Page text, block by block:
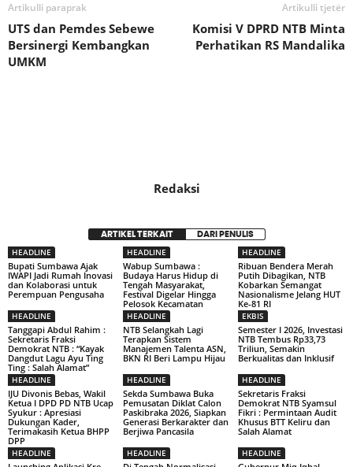
Artikulli paraprak
UTS dan Pemdes Sebewe
Bersinergi Kembangkan
UMKM
Artikulli tjetër
Komisi V DPRD NTB Minta
Perhatikan RS Mandalika
Redaksi
ARTIKEL TERKAIT DARI PENULIS
HEADLINE
Bupati Sumbawa Ajak
IWAPI Jadi Rumah Inovasi
dan Kolaborasi untuk
Perempuan Pengusaha
HEADLINE
Wabup Sumbawa :
Budaya Harus Hidup di
Tengah Masyarakat,
Festival Digelar Hingga
Pelosok Kecamatan
HEADLINE
Ribuan Bendera Merah
Putih Dibagikan, NTB
Kobarkan Semangat
Nasionalisme Jelang HUT
Ke-81 RI
HEADLINE
Tanggapi Abdul Rahim :
Sekretaris Fraksi
Demokrat NTB : “Kayak
Dangdut Lagu Ayu Ting
Ting : Salah Alamat”
HEADLINE
NTB Selangkah Lagi
Terapkan Sistem
Manajemen Talenta ASN,
BKN RI Beri Lampu Hijau
EKBIS
Semester I 2026, Investasi
NTB Tembus Rp33,73
Triliun, Semakin
Berkualitas dan Inklusif
HEADLINE
IJU Divonis Bebas, Wakil
Ketua I DPD PD NTB Ucap
Syukur : Apresiasi
Dukungan Kader,
Terimakasih Ketua BHPP
DPP
HEADLINE
Sekda Sumbawa Buka
Pemusatan Diklat Calon
Paskibraka 2026, Siapkan
Generasi Berkarakter dan
Berjiwa Pancasila
HEADLINE
Sekretaris Fraksi
Demokrat NTB Syamsul
Fikri : Permintaan Audit
Khusus BTT Keliru dan
Salah Alamat
HEADLINE HEADLINE HEADLINE